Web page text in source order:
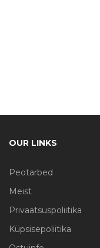
OUR LINKS
Peotarbed
Meist
Privaatsuspoliitika
Küpsisepoliitika